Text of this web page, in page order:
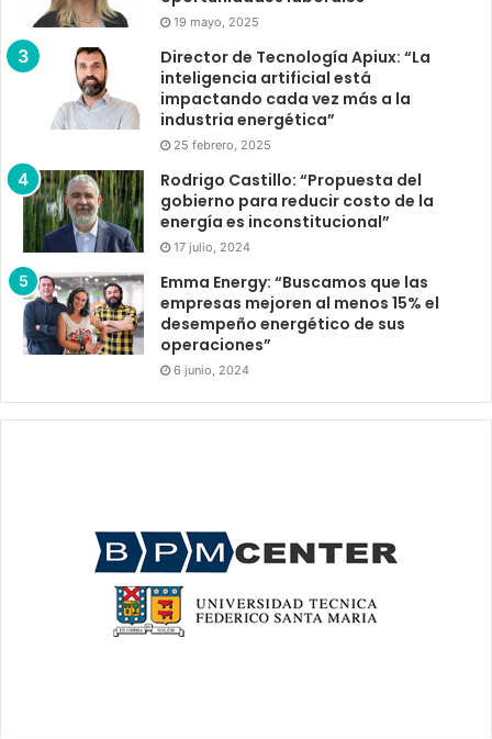
19 mayo, 2025
Director de Tecnología Apiux: “La
inteligencia artificial está
impactando cada vez más a la
industria energética”
25 febrero, 2025
Rodrigo Castillo: “Propuesta del
gobierno para reducir costo de la
energía es inconstitucional”
17 julio, 2024
Emma Energy: “Buscamos que las
empresas mejoren al menos 15% el
desempeño energético de sus
operaciones”
6 junio, 2024